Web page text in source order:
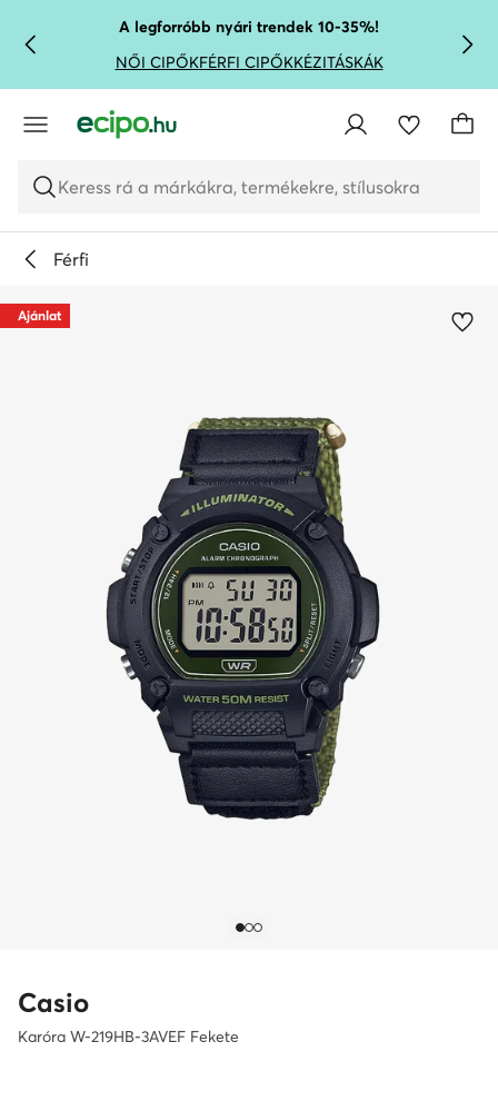
UGRÁS A FŐ TARTALOMRA
UGRÁS A KERESÉSHEZA legforróbb nyári trendek 10-35%!
NŐI CIPŐKFÉRFI CIPŐKKÉZITÁSKÁK
Keress rá a márkákra, termékekre, stílusokra
Férfi
Ajánlat
Casio
Karóra W-219HB-3AVEF Fekete